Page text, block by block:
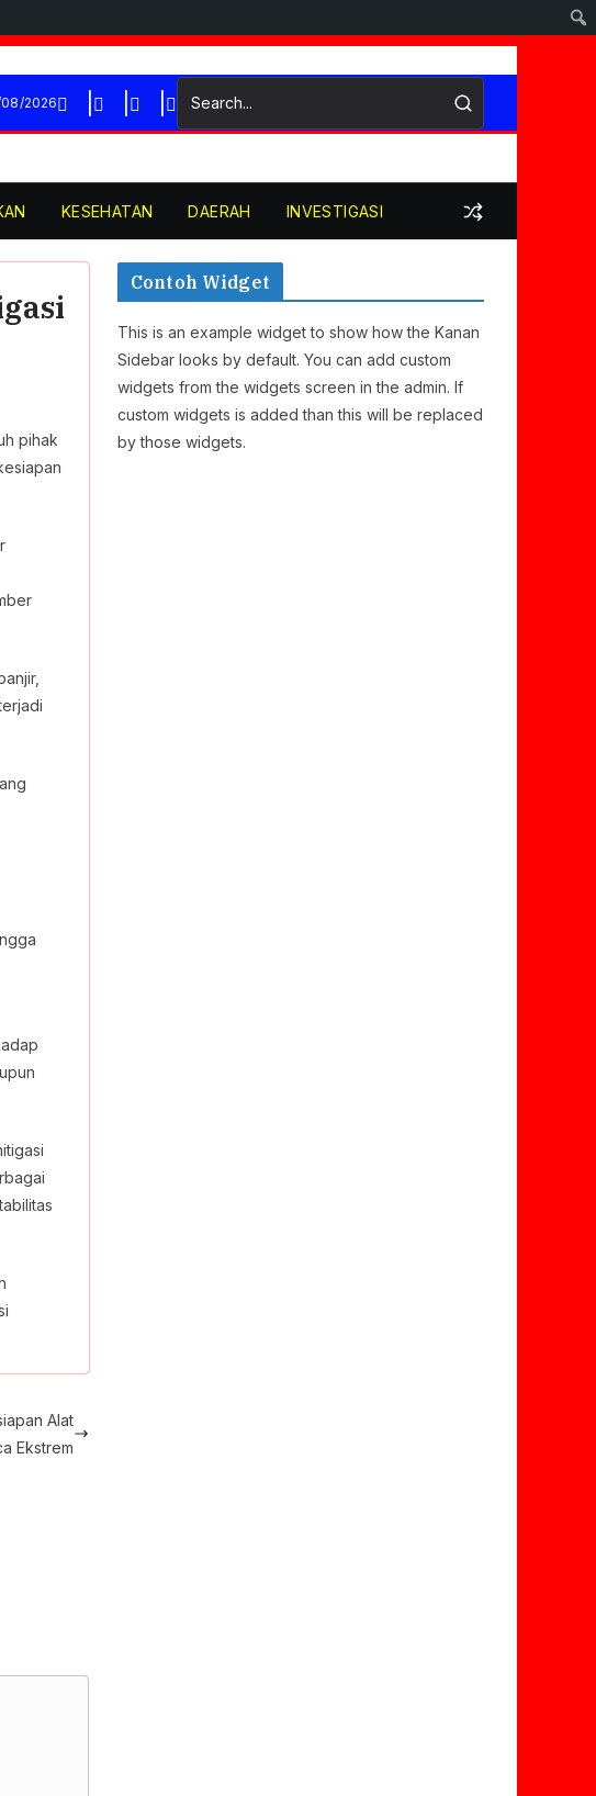
2026
KESEHATAN DAERAH INVESTIGASI
pihak
Alat
Ekstrem
Contoh Widget
This is an example widget to show how the Kanan
Sidebar looks by default. You can add custom
widgets from the widgets screen in the admin. If
custom widgets is added than this will be replaced
by those widgets.